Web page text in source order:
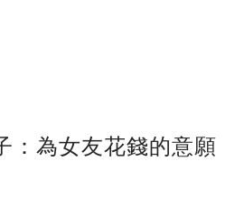
：為女友花錢的意願